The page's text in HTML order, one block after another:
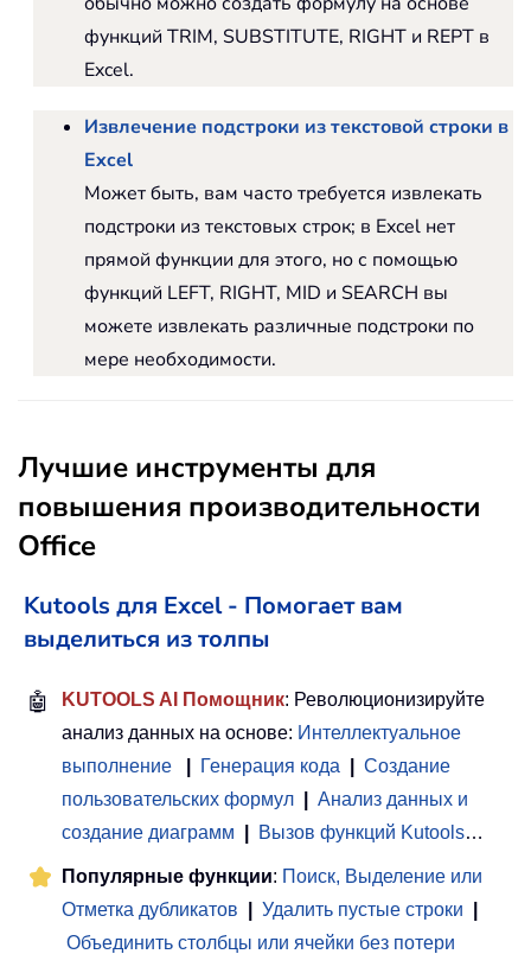
функций TRIM, SUBSTITUTE, RIGHT и REPT в
Excel.
Извлечение подстроки из текстовой строки в
Excel
Может быть, вам часто требуется извлекать
подстроки из текстовых строк; в Excel нет
прямой функции для этого, но с помощью
функций LEFT, RIGHT, MID и SEARCH вы
можете извлекать различные подстроки по
мере необходимости.
Лучшие инструменты для
повышения производительности
Office
Kutools для Excel - Помогает вам
выделиться из толпы
🤖 KUTOOLS AI Помощник: Революционизируйте
анализ данных на основе: Интеллектуальное
выполнение
Генерация кода
Создание
пользовательских формул
Анализ данных и
создание диаграмм
Вызов функций Kutools…
Популярные функции: Поиск, Выделение или
Отметка дубликатов
Удалить пустые строки
Объединить столбцы или ячейки без потери